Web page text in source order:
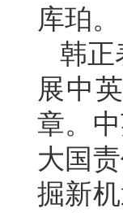
库珀。
韩正
展中
章。
大国
掘新